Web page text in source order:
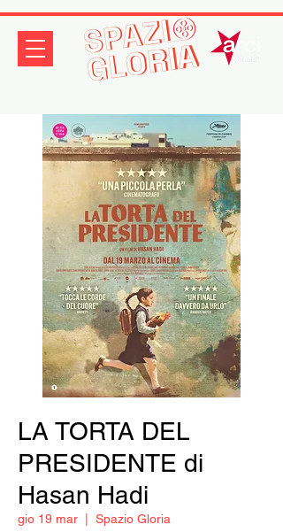
LA TORTA DEL
PRESIDENTE di
Hasan Hadi
gio 19 mar Spazio Gloria